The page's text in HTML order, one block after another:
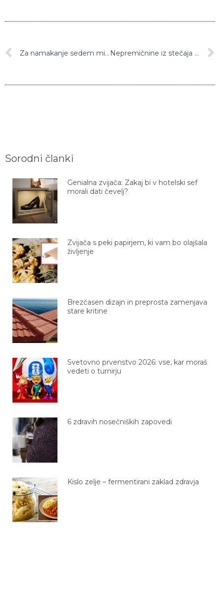
Za namakanje sedem milijonov evrov Nepremičnine iz stečaja Preventa Globala v Mariboru kupil Staninvest
Sorodni članki
Genialna zvijača: Zakaj bi v hotelski sef
morali dati čevelj?
Zvijača s peki papirjem, ki vam bo olajšala
življenje
Brezčasen dizajn in preprosta zamenjava
stare kritine
Svetovno prvenstvo 2026: vse, kar moraš
vedeti o turnirju
6 zdravih nosečniških zapovedi
Kislo zelje – fermentirani zaklad zdravja